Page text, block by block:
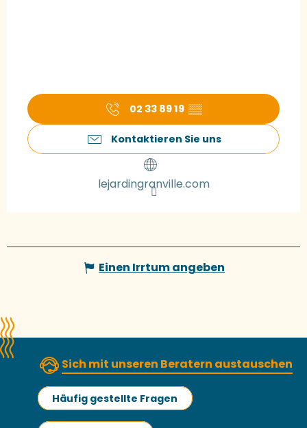
02 33 89 19 ▒▒
Kontaktieren Sie uns
lejardingranville.com
Einen Irrtum angeben
Sich mit unseren Beratern austauschen
Häufig gestellte Fragen